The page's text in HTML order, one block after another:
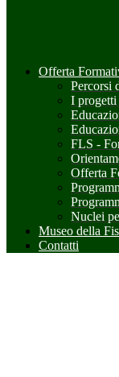
Offerta
Percorsi
I
FLS -
Offerta
Nuclei
Museo della
Contatti